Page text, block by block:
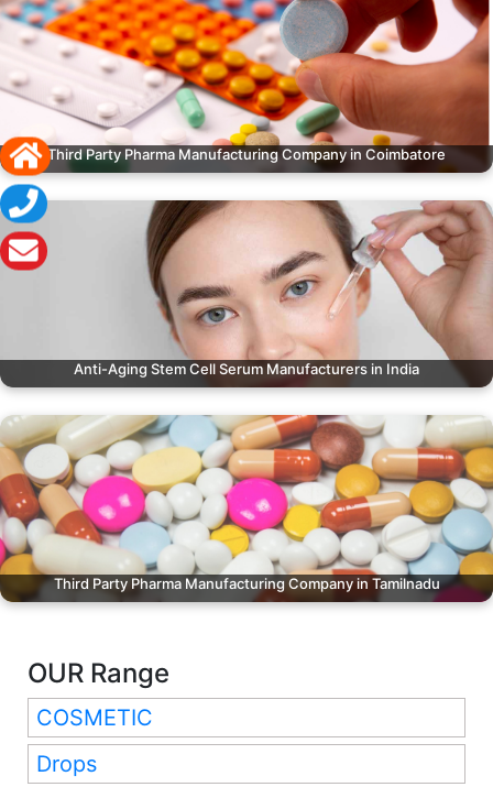
Third Party Pharma Manufacturing Company in Coimbatore
Anti-Aging Stem Cell Serum Manufacturers in India
Third Party Pharma Manufacturing Company in Tamilnadu
OUR Range
COSMETIC
Drops